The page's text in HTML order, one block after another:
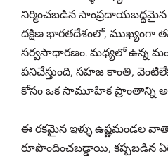
నిర్మించబడిన
దక్షిణ భారతదేశంలో, ముఖ్యంగా
సర్వసాధారణం. మధ్యలో ఉన్న
పనిచేస్తుంది, సహజ కాంతి,
కోసం ఒక సామూహిక ప్రాంతాన్ని
ఈ రకమైన ఇళ్ళు ఉష్ణమండల
రూపొందించబడ్డాయి, కప్పబడిన